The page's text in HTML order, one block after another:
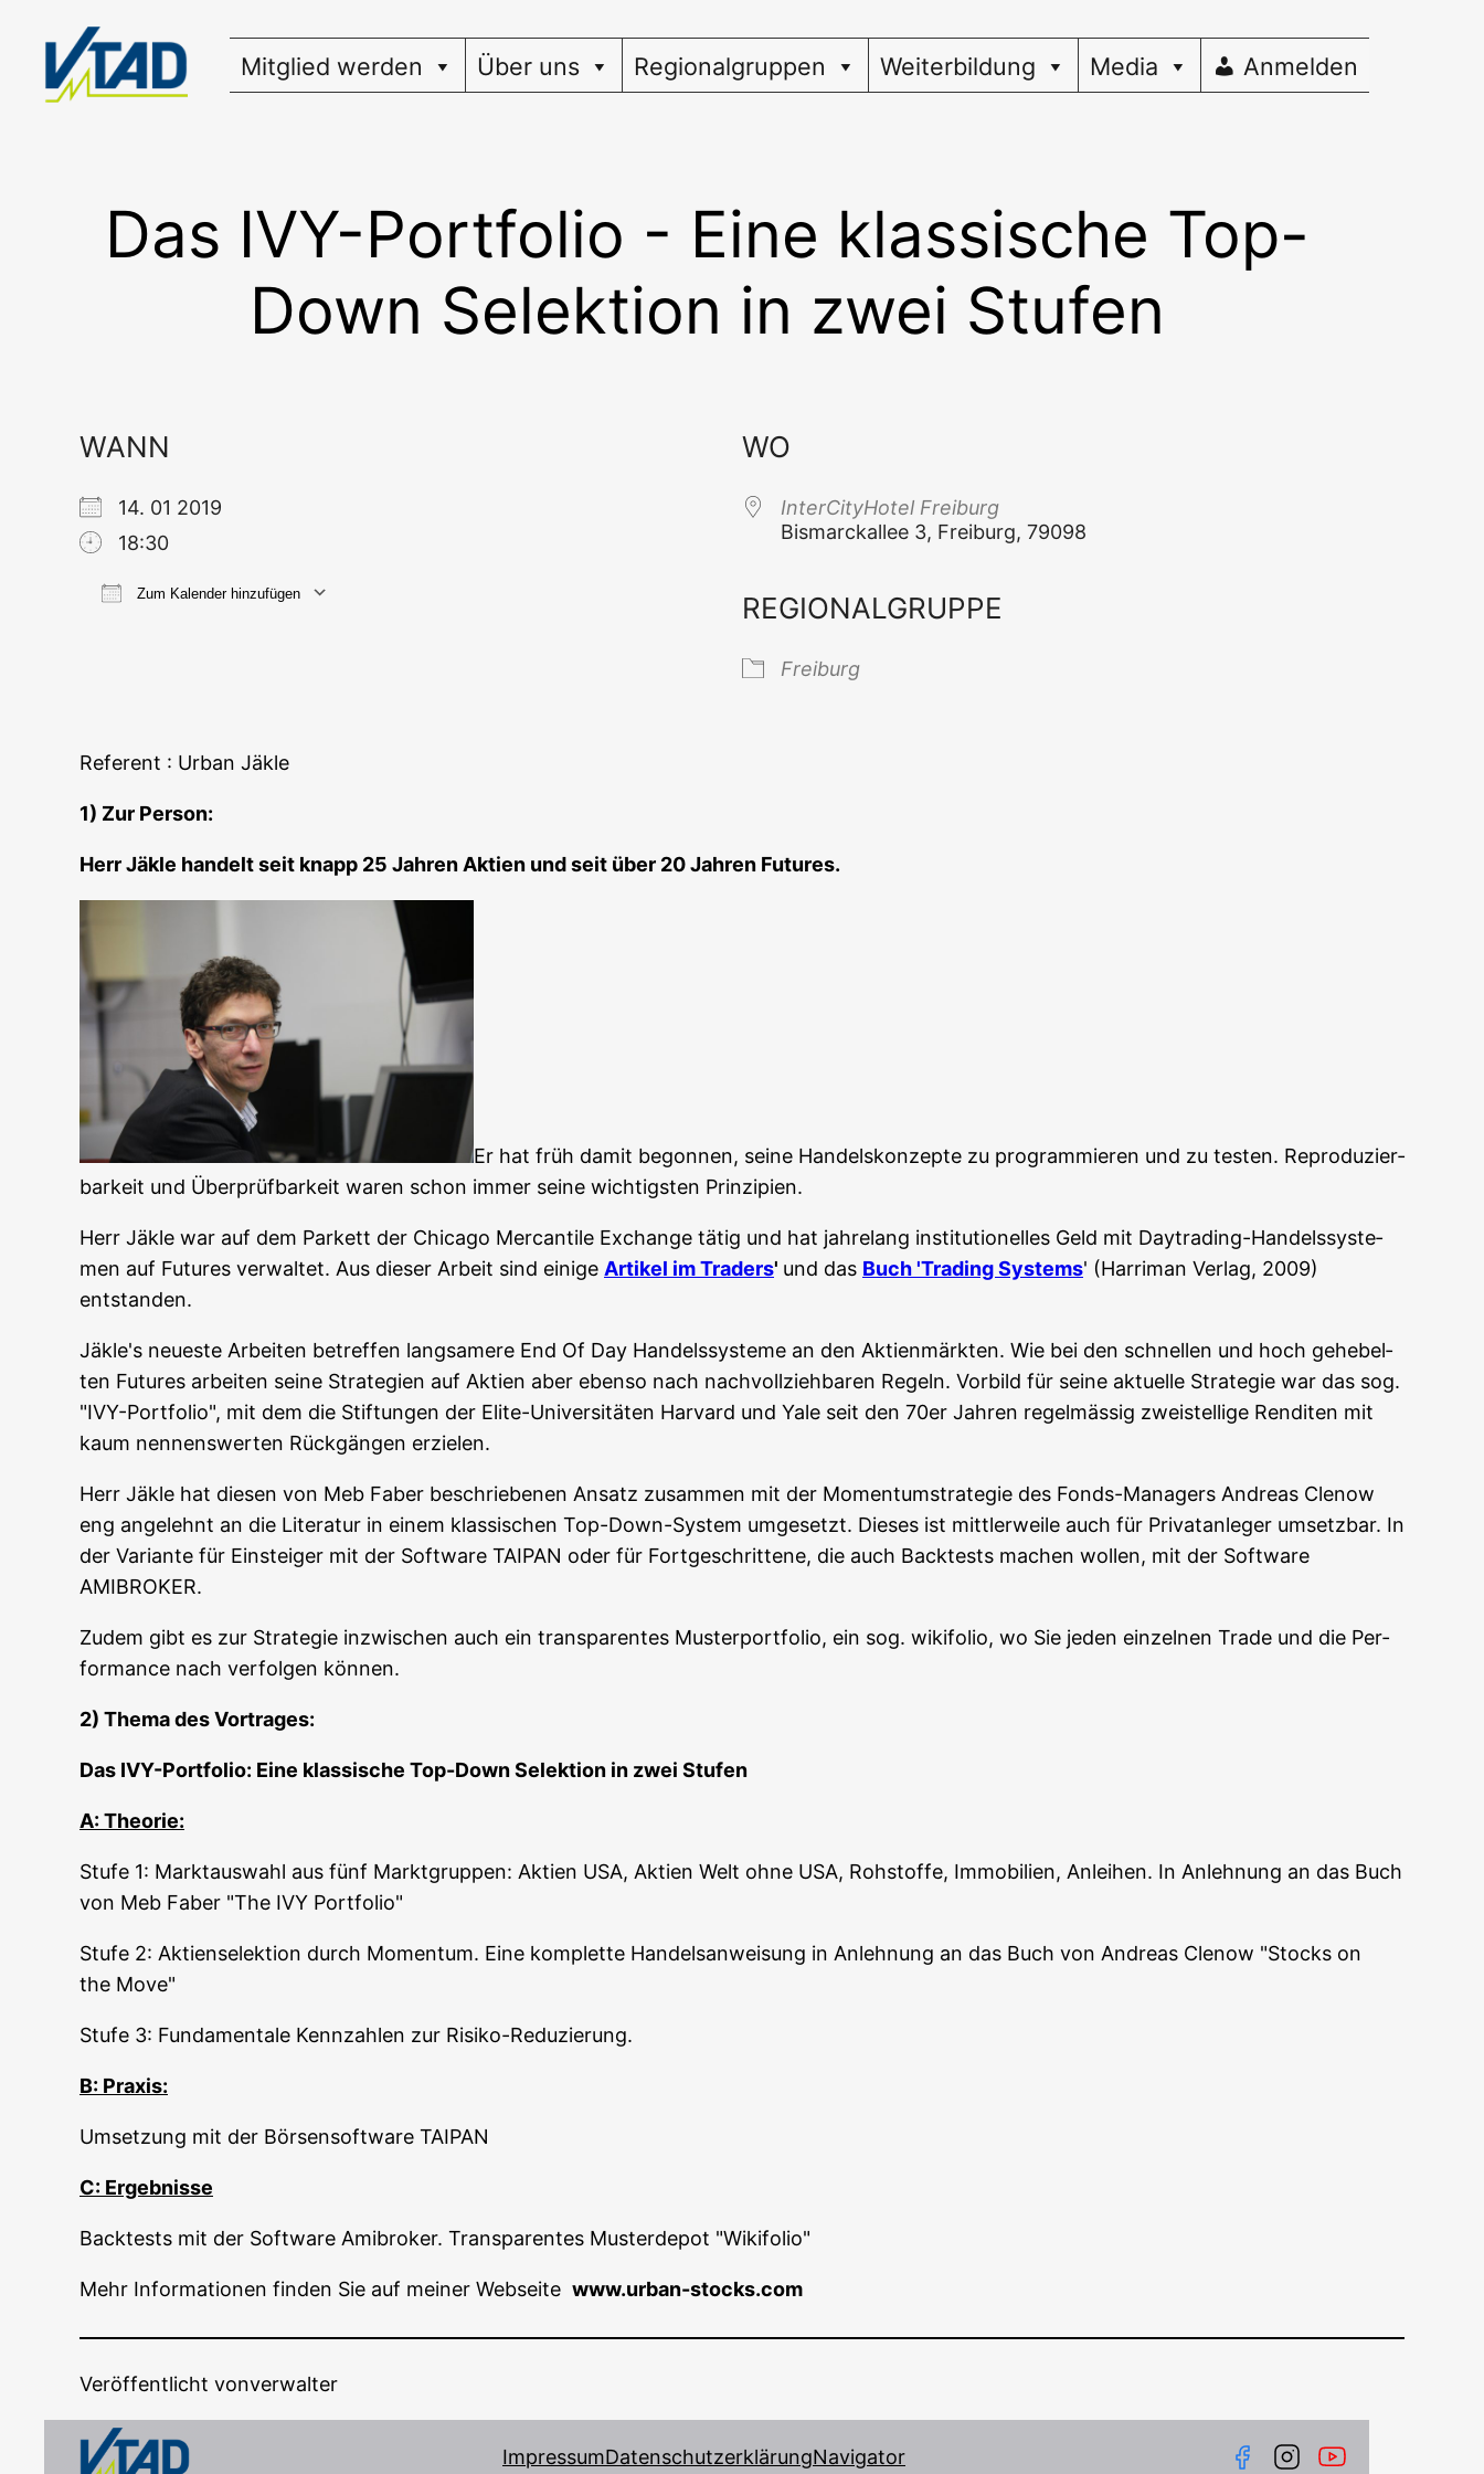
springen
Mitglied werden Über uns Regionalgruppen Weiterbildung Media Anmelden
Das IVY-Portfolio - Eine klassische Top-
Down Selektion in zwei Stufen
WANN
14. 01 2019
18:30
Zum Kalender hinzufügen
WO
Inter­Ci­ty­Ho­tel Freiburg
Bis­marck­al­lee 3, Frei­burg, 79098
REGIONALGRUPPE
Frei­burg
Refe­rent : Urban Jäkle
1) Zur Person:
Herr Jäk­le han­delt seit knapp 25 Jah­ren Akti­en und seit über 20 Jah­ren Futures.
Er hat früh damit begon­nen, sei­ne Han­dels­kon­zep­te zu pro­gram­mie­ren und zu tes­ten. Repro­du­zier­
bar­keit und Über­prüf­bar­keit waren schon immer sei­ne wich­tigs­ten Prinzipien.
Herr Jäk­le war auf dem Par­kett der Chi­ca­go Mer­can­ti­le Exch­an­ge tätig und hat jah­re­lang insti­tu­tio­nel­les Geld mit Day­tra­ding-Han­dels­sys­te­
men auf Futures ver­wal­tet. Aus die­ser Arbeit sind eini­ge Arti­kel im Trad­ers' und das Buch 'Tra­ding Sys­tems' (Harri­man Ver­lag, 2009)
entstanden.
Jäkle's neu­es­te Arbei­ten betref­fen lang­sa­me­re End Of Day Han­dels­sys­te­me an den Akti­en­märk­ten. Wie bei den schnel­len und hoch gehe­bel­
ten Futures arbei­ten sei­ne Stra­te­gien auf Akti­en aber eben­so nach nach­voll­zieh­ba­ren Regeln. Vor­bild für sei­ne aktu­el­le Stra­te­gie war das sog.
"IVY-Port­fo­lio", mit dem die Stif­tun­gen der Eli­te-Uni­ver­si­tä­ten Har­vard und Yale seit den 70er Jah­ren regel­mäs­sig zwei­stel­li­ge Ren­di­ten mit
kaum nen­nens­wer­ten Rück­gän­gen erzielen.
Herr Jäk­le hat die­sen von Meb Faber beschrie­be­nen Ansatz zusam­men mit der Momen­tum­stra­te­gie des Fonds-Mana­gers Andre­as Cle­now
eng ange­lehnt an die Lite­ra­tur in einem klas­si­schen Top-Down-Sys­tem umge­setzt. Die­ses ist mitt­ler­wei­le auch für Pri­vat­an­le­ger umsetz­bar. In
der Vari­an­te für Ein­stei­ger mit der Soft­ware TAIPAN oder für Fort­ge­schrit­te­ne, die auch Back­tests machen wol­len, mit der Soft­ware
AMIBROKER.
Zudem gibt es zur Stra­te­gie inzwi­schen auch ein trans­pa­ren­tes Mus­ter­port­fo­lio, ein sog. wiki­fo­lio, wo Sie jeden ein­zel­nen Trade und die Per­
for­mance nach ver­fol­gen kön­nen.
2) The­ma des Vortrages:
Das IVY-Port­fo­lio: Eine klas­si­sche Top-Down Selek­ti­on in zwei Stufen
A: Theo­rie:
Stu­fe 1: Markt­aus­wahl aus fünf Markt­grup­pen: Akti­en USA, Akti­en Welt ohne USA, Roh­stof­fe, Immo­bi­li­en, Anlei­hen. In Anleh­nung an das Buch
von Meb Faber "The IVY Portfolio"
Stu­fe 2: Akti­en­se­lek­ti­on durch Momen­tum. Eine kom­plet­te Han­dels­an­wei­sung in Anleh­nung an das Buch von Andre­as Cle­now "Stocks on
the Move"
Stu­fe 3: Fun­da­men­ta­le Kenn­zah­len zur Risiko-Reduzierung.
B: Pra­xis:
Umset­zung mit der Bör­sen­soft­ware TAIPAN
C: Ergeb­nis­se
Back­tests mit der Soft­ware Ami­bro­ker. Trans­pa­ren­tes Mus­ter­de­pot "Wiki­fo­lio"
Mehr Infor­ma­tio­nen fin­den Sie auf mei­ner Web­sei­te www.urban-stocks.com
Veröffentlicht vonverwalter
ImpressumDatenschutzerklärungNavigator